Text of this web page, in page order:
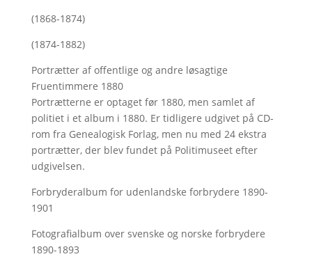
(1868-1874)
(1874-1882)
Portrætter af offentlige og andre løsagtige
Fruentimmere 1880
Portrætterne er optaget før 1880, men samlet af
politiet i et album i 1880. Er tidligere udgivet på CD-
rom fra Genealogisk Forlag, men nu med 24 ekstra
portrætter, der blev fundet på Politimuseet efter
udgivelsen.
Forbryderalbum for udenlandske forbrydere 1890-
1901
Fotografialbum over svenske og norske forbrydere
1890-1893